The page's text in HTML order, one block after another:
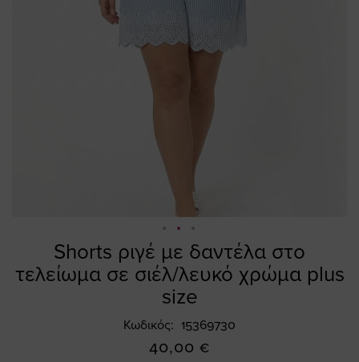
Shorts ριγέ με δαντέλα στο
τελείωμα σε σιέλ/λευκό χρώμα plus
size
Κωδικός 15369730
40,00 €
to
the